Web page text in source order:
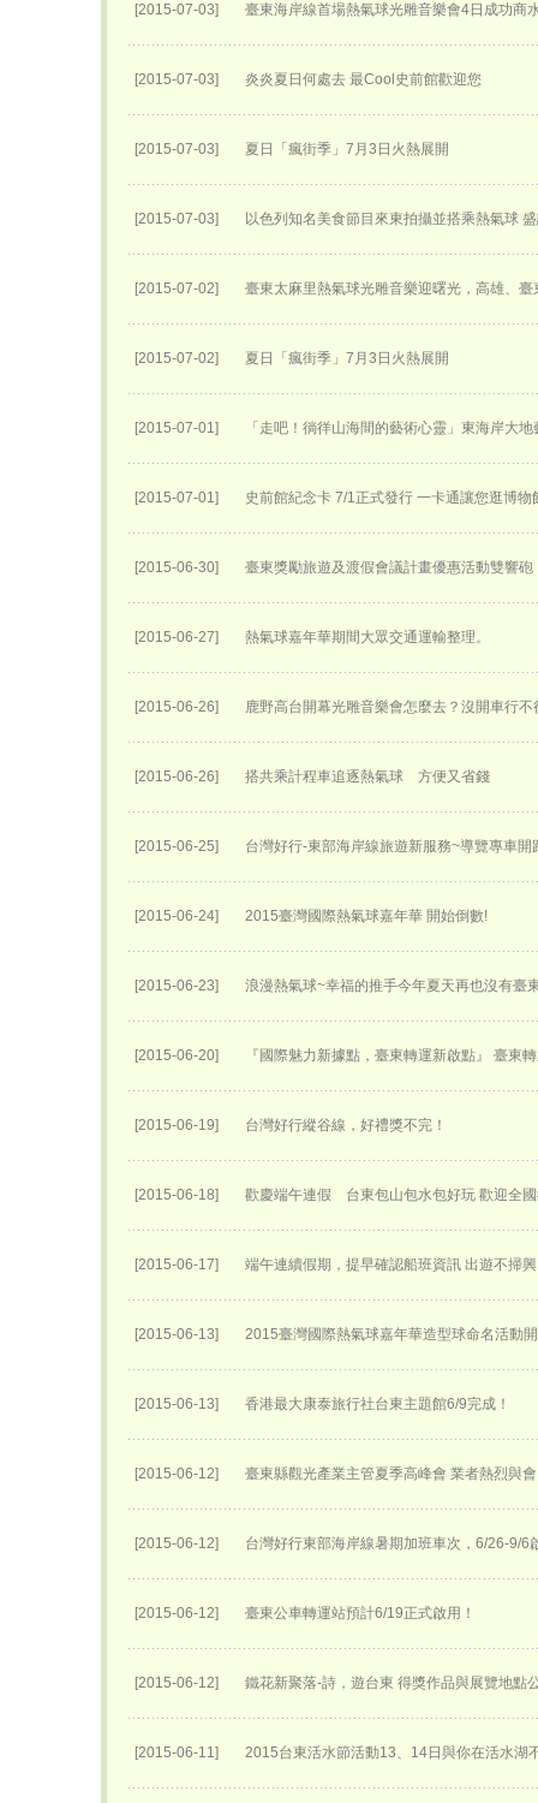
[2015-07-03] 臺東海岸線首場熱氣球光雕音樂會4日成功商
[2015-07-03] 炎炎夏日何處去 最Cool史前館歡迎您
[2015-07-03] 夏日「瘋街季」7月3日火熱展開
[2015-07-03] 以色列知名美食節目來東拍攝並搭乘熱氣球
[2015-07-02] 臺東太麻里熱氣球光雕音樂迎曙光，高雄、
[2015-07-02] 夏日「瘋街季」7月3日火熱展開
[2015-07-01] 「走吧！徜徉山海間的藝術心靈」東海岸大
[2015-07-01] 史前館紀念卡 7/1正式發行 一卡通讓您逛博物
[2015-06-30] 臺東獎勵旅遊及渡假會議計畫優惠活動雙響砲
[2015-06-27] 熱氣球嘉年華期間大眾交通運輸整理。
[2015-06-26] 鹿野高台開幕光雕音樂會怎麼去？沒開車行不
[2015-06-26] 搭共乘計程車追逐熱氣球 方便又省錢
[2015-06-25] 台灣好行-東部海岸線旅遊新服務~導覽專車開
[2015-06-24] 2015臺灣國際熱氣球嘉年華 開始倒數!
[2015-06-23] 浪漫熱氣球~幸福的推手今年夏天再也沒有臺
[2015-06-20] 『國際魅力新據點，臺東轉運新啟點』 臺東轉
[2015-06-19] 台灣好行縱谷線，好禮獎不完！
[2015-06-18] 歡慶端午連假 台東包山包水包好玩 歡迎全
[2015-06-17] 端午連續假期，提早確認船班資訊 出遊不掃興
[2015-06-13] 2015臺灣國際熱氣球嘉年華​造型球命名活動
[2015-06-13] 香港最大康泰旅行社台東主題館6/9完成！
[2015-06-12] 臺東縣觀光產業主管夏季高峰會 業者熱烈與會
[2015-06-12] 台灣好行東部海岸線暑期加班車次，6/26-9/6
[2015-06-12] 臺東公車轉運站預計6/19正式啟用！
[2015-06-12] 鐵花新聚落-詩，遊台東 得獎作品與展覽地點
[2015-06-11] 2015台東活水節活動13、14日與你在活水湖